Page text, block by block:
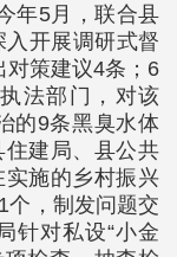
年5月，联合县
入开展调研式督
对策建议4条；6
法部门，对该
的9条黑臭水体
建局、县公共
施的乡村振兴
个，制发问题交
针对私设“小金